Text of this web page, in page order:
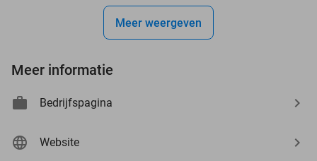
Meer weergeven
Meer informatie
Bedrijfspagina
Website